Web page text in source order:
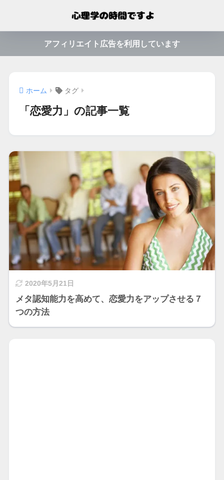
アフィリエイト広告を利用しています
ホーム タグ
「恋愛力」の記事一覧
2020年5月21日
メタ認知能力を高めて、恋愛力をアップさせる７
つの方法